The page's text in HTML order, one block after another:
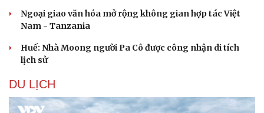
Ngoại giao văn hóa mở rộng không gian hợp tác Việt
Nam - Tanzania
Huế: Nhà Moong người Pa Cô được công nhận di tích
lịch sử
DU LỊCH